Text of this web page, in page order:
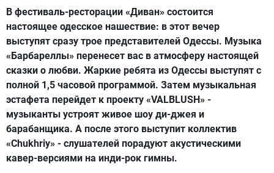
В фестиваль-ресторации «Диван» состоится
настоящее одесское нашествие: в этот вечер
выступят сразу трое представителей Одессы. Музыка
«Барбареллы» перенесет вас в атмосферу настоящей
сказки о любви. Жаркие ребята из Одессы выступят с
полной 1,5 часовой программой. Затем музыкальная
эстафета перейдет к проекту «VALBLUSH» -
музыканты устроят живое шоу ди-джея и
барабанщика. А после этого выступит коллектив
«Chukhriy» - слушателей порадуют акустическими
кавер-версиями на инди-рок гимны.